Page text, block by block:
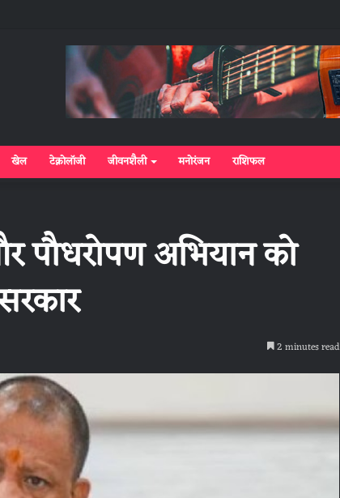
खेल टेक्नोलॉजी जीवनशैली मनोरंजन राशिफल
अभियान को
2 minutes read